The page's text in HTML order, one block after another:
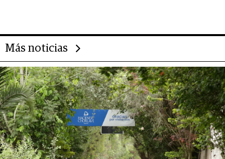
Más noticias